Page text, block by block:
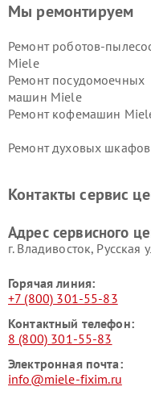
Мы ремонтируем
Ремонт роботов-
Miele
Ремонт посудомоечных
машин Miele
Ремонт кофемашин
Ремонт духовых шкафов
Miele
Miele
Контакты сервис
Адрес сервисного
г. Владивосток, Русская
Горячая линия:
+7 (800) 301-55-83
Контактный телефон:
8 (800) 301-55-83
Электронная почта:
info@miele-fixim.ru